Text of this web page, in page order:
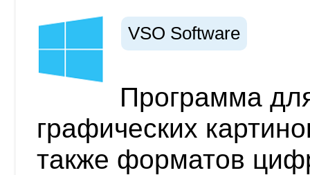
VSO Software
Программа
графических
также форматов